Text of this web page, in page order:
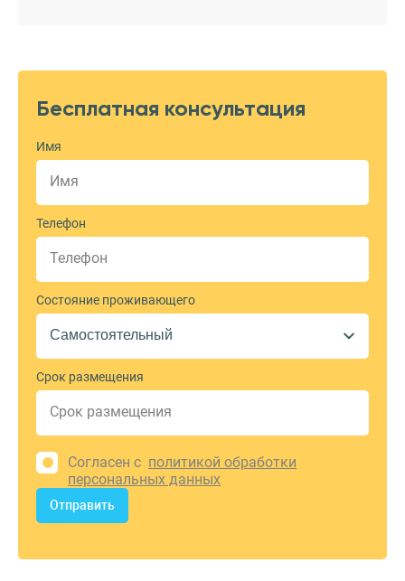
Бесплатная консультация
Имя
Телефон
Состояние проживающего
Срок размещения
Согласен с политикой обработки
персональных данных
Отправить